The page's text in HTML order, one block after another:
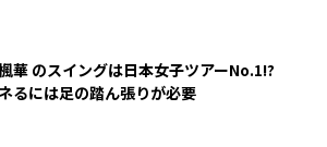
華 のスイングは日本女子ツアーNo.1!?
るには足の踏ん張りが必要